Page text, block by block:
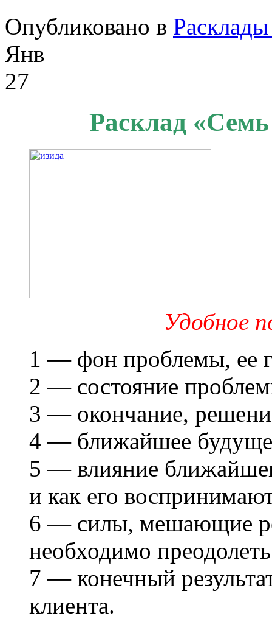
Опубликовано в
Янв
27
Расклад
Удобное
1 — фон проблемы, ее
2 — состояние
3 — окончание,
4 — ближайшее
5 — влияние
и как его
6 — силы, мешающие
необходимо
7 — конечный
клиента.